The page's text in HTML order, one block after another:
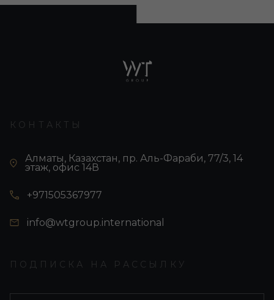
КОНТАКТЫ
Алматы, Казахстан, пр. Аль-Фараби, 77/3, 14
этаж, офис 14В
+971505367977
info@wtgroup.international
ПОДПИСКА НА РАССЫЛКУ